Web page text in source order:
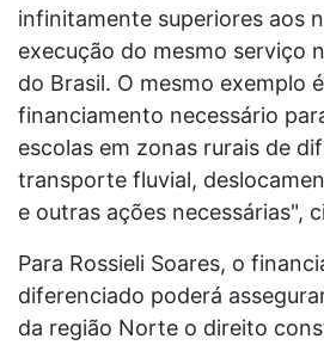
infinitamente superiores aos
execução do mesmo serviço
do Brasil. O mesmo exemplo
financiamento necessário
escolas em zonas rurais de
transporte fluvial,
e outras ações necessárias",
Para Rossieli Soares, o
diferenciado poderá
da região Norte o direito